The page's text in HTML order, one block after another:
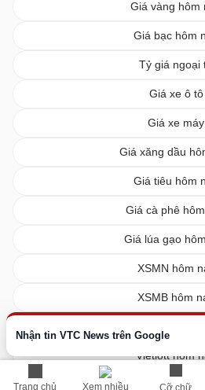
Trang chủ Xem nhiều Cỡ chữ
Nhận tin VTC News trên Google
Giá vàng hôm
Giá bạc hôm
Tỷ giá ngoại
Giá xe ô tô
Giá xe máy
Giá xăng dầu
Giá tiêu hôm
Giá cà phê
Giá lúa gạo
XSMN hôm
XSMB hôm
Vietlott hôm